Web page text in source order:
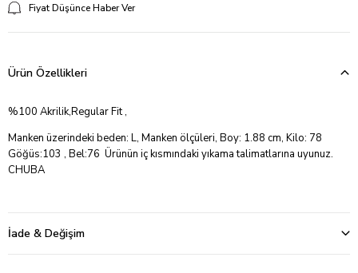
Fiyat Düşünce Haber Ver
Ürün Özellikleri
%100 Akrilik,Regular Fit ,
Manken üzerindeki beden: L, Manken ölçüleri, Boy: 1.88 cm, Kilo: 78
Göğüs:103 , Bel:76 Ürünün iç kısmındaki yıkama talimatlarına uyunuz.
CHUBA
İade & Değişim